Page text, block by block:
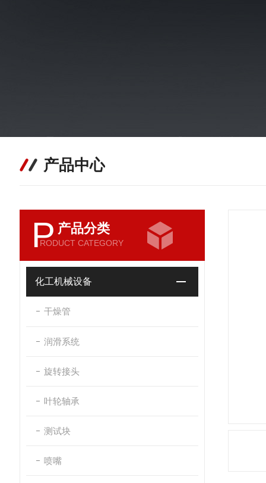
产品中心
P 产品分类
RODUCT CATEGORY
化工机械设备
干燥管
润滑系统
旋转接头
叶轮轴承
测试块
喷嘴